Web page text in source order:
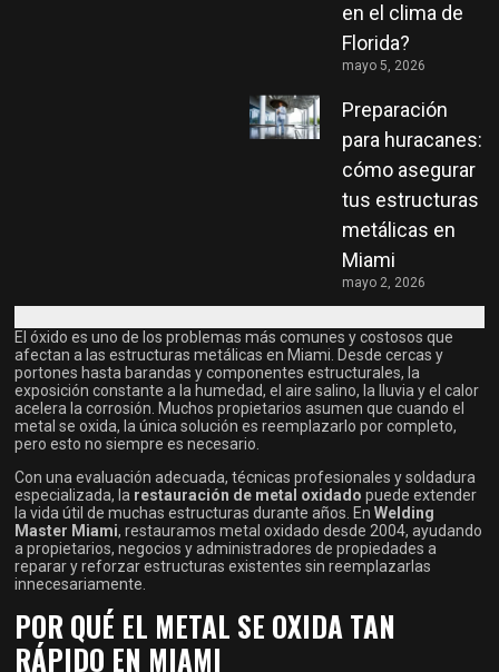
en el clima de
Florida?
mayo 5, 2026
Preparación
para huracanes:
cómo asegurar
tus estructuras
metálicas en
Miami
mayo 2, 2026
El óxido es uno de los problemas más comunes y costosos que
afectan a las estructuras metálicas en Miami. Desde cercas y
portones hasta barandas y componentes estructurales, la
exposición constante a la humedad, el aire salino, la lluvia y el calor
acelera la corrosión. Muchos propietarios asumen que cuando el
metal se oxida, la única solución es reemplazarlo por completo,
pero esto no siempre es necesario.
Con una evaluación adecuada, técnicas profesionales y soldadura
especializada, la restauración de metal oxidado puede extender
la vida útil de muchas estructuras durante años. EnWelding
Master Miami, restauramos metal oxidado desde 2004, ayudando
a propietarios, negocios y administradores de propiedades a
reparar y reforzar estructuras existentes sin reemplazarlas
innecesariamente.
POR QUÉ EL METAL SE OXIDA TAN
RÁPIDO EN MIAMI